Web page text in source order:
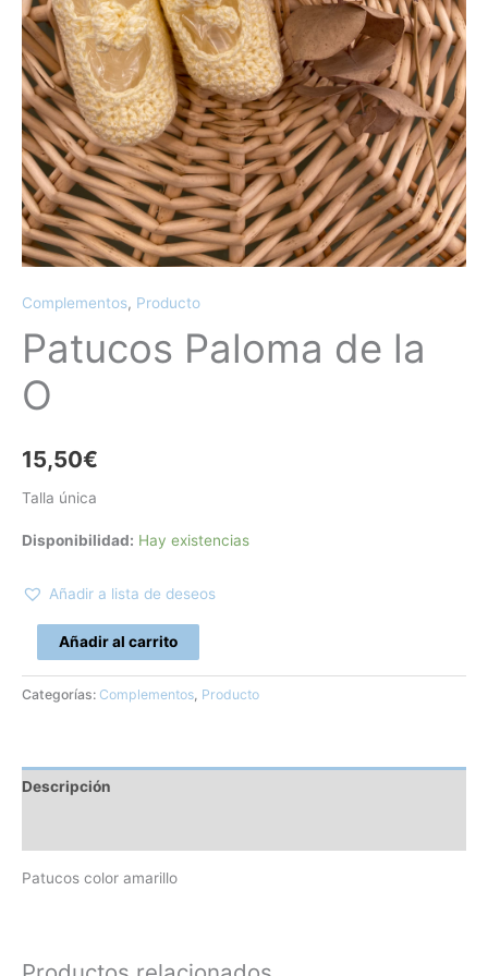
Complementos, Producto
Patucos Paloma de la
O
15,50€
Talla única
Disponibilidad: Hay existencias
Añadir a lista de deseos
Añadir al carrito
Categorías: Complementos Producto
Descripción
Patucos color amarillo